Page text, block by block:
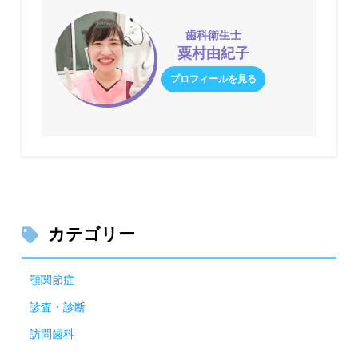
歯科衛生士
粟村由紀子
プロフィールを見る
カテゴリー
顎関節症
診査・診断
訪問歯科